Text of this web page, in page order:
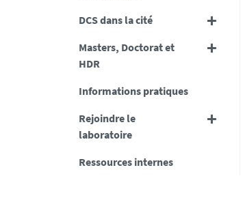
DCS dans la cité
Masters, Doctorat et
HDR
Informations pratiques
Rejoindre le
laboratoire
Ressources internes